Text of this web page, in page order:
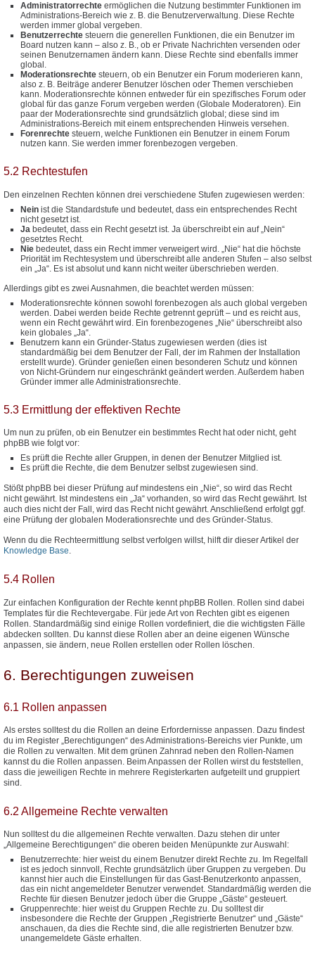
Administratorrechte ermöglichen die Nutzung bestimmter Funktionen im
Administrations-Bereich wie z. B. die Benutzerverwaltung. Diese Rechte
werden immer global vergeben.
Benutzerrechte steuern die generellen Funktionen, die ein Benutzer im
Board nutzen kann – also z. B., ob er Private Nachrichten versenden oder
seinen Benutzernamen ändern kann. Diese Rechte sind ebenfalls immer
global.
Moderationsrechte steuern, ob ein Benutzer ein Forum moderieren kann,
also z. B. Beiträge anderer Benutzer löschen oder Themen verschieben
kann. Moderationsrechte können entweder für ein spezifisches Forum oder
global für das ganze Forum vergeben werden (Globale Moderatoren). Ein
paar der Moderationsrechte sind grundsätzlich global; diese sind im
Administrations-Bereich mit einem entsprechenden Hinweis versehen.
Forenrechte steuern, welche Funktionen ein Benutzer in einem Forum
nutzen kann. Sie werden immer forenbezogen vergeben.
5.2 Rechtestufen
Den einzelnen Rechten können drei verschiedene Stufen zugewiesen werden:
Nein ist die Standardstufe und bedeutet, dass ein entsprechendes Recht
nicht gesetzt ist.
Ja bedeutet, dass ein Recht gesetzt ist. Ja überschreibt ein auf „Nein“
gesetztes Recht.
Nie bedeutet, dass ein Recht immer verweigert wird. „Nie“ hat die höchste
Priorität im Rechtesystem und überschreibt alle anderen Stufen – also selbst
ein „Ja“. Es ist absolut und kann nicht weiter überschrieben werden.
Allerdings gibt es zwei Ausnahmen, die beachtet werden müssen:
Moderationsrechte können sowohl forenbezogen als auch global vergeben
werden. Dabei werden beide Rechte getrennt geprüft – und es reicht aus,
wenn ein Recht gewährt wird. Ein forenbezogenes „Nie“ überschreibt also
kein globales „Ja“.
Benutzern kann ein Gründer-Status zugewiesen werden (dies ist
standardmäßig bei dem Benutzer der Fall, der im Rahmen der Installation
erstellt wurde). Gründer genießen einen besonderen Schutz und können
von Nicht-Gründern nur eingeschränkt geändert werden. Außerdem haben
Gründer immer alle Administrationsrechte.
5.3 Ermittlung der effektiven Rechte
Um nun zu prüfen, ob ein Benutzer ein bestimmtes Recht hat oder nicht, geht
phpBB wie folgt vor:
Es prüft die Rechte aller Gruppen, in denen der Benutzer Mitglied ist.
Es prüft die Rechte, die dem Benutzer selbst zugewiesen sind.
Stößt phpBB bei dieser Prüfung auf mindestens ein „Nie“, so wird das Recht
nicht gewährt. Ist mindestens ein „Ja“ vorhanden, so wird das Recht gewährt. Ist
auch dies nicht der Fall, wird das Recht nicht gewährt. Anschließend erfolgt ggf.
eine Prüfung der globalen Moderationsrechte und des Gründer-Status.
Wenn du die Rechteermittlung selbst verfolgen willst, hilft dir dieser Artikel der
Knowledge Base.
5.4 Rollen
Zur einfachen Konfiguration der Rechte kennt phpBB Rollen. Rollen sind dabei
Templates für die Rechtevergabe. Für jede Art von Rechten gibt es eigenen
Rollen. Standardmäßig sind einige Rollen vordefiniert, die die wichtigsten Fälle
abdecken sollten. Du kannst diese Rollen aber an deine eigenen Wünsche
anpassen, sie ändern, neue Rollen erstellen oder Rollen löschen.
6. Berechtigungen zuweisen
6.1 Rollen anpassen
Als erstes solltest du die Rollen an deine Erfordernisse anpassen. Dazu findest
du im Register „Berechtigungen“ des Administrations-Bereichs vier Punkte, um
die Rollen zu verwalten. Mit dem grünen Zahnrad neben den Rollen-Namen
kannst du die Rollen anpassen. Beim Anpassen der Rollen wirst du feststellen,
dass die jeweiligen Rechte in mehrere Registerkarten aufgeteilt und gruppiert
sind.
6.2 Allgemeine Rechte verwalten
Nun solltest du die allgemeinen Rechte verwalten. Dazu stehen dir unter
„Allgemeine Berechtigungen“ die oberen beiden Menüpunkte zur Auswahl:
Benutzerrechte: hier weist du einem Benutzer direkt Rechte zu. Im Regelfall
ist es jedoch sinnvoll, Rechte grundsätzlich über Gruppen zu vergeben. Du
kannst hier auch die Einstellungen für das Gast-Benutzerkonto anpassen,
das ein nicht angemeldeter Benutzer verwendet. Standardmäßig werden die
Rechte für diesen Benutzer jedoch über die Gruppe „Gäste“ gesteuert.
Gruppenrechte: hier weist du Gruppen Rechte zu. Du solltest dir
insbesondere die Rechte der Gruppen „Registrierte Benutzer“ und „Gäste“
anschauen, da dies die Rechte sind, die alle registrierten Benutzer bzw.
unangemeldete Gäste erhalten.